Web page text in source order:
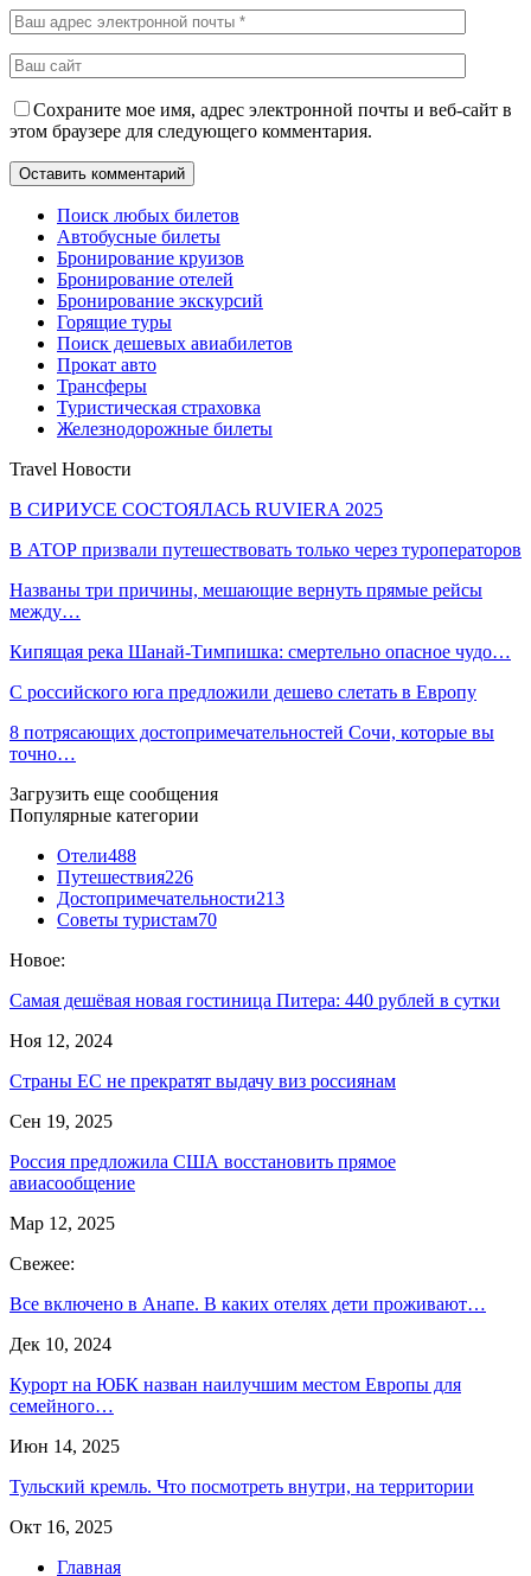
Сохраните мое имя, адрес электронной почты и веб-сайт в
этом браузере для следующего комментария.
Поиск любых билетов
Автобусные билеты
Бронирование круизов
Бронирование отелей
Бронирование экскурсий
Горящие туры
Поиск дешевых авиабилетов
Прокат авто
Трансферы
Туристическая страховка
Железнодорожные билеты
Travel Новости
В СИРИУСЕ СОСТОЯЛАСЬ RUVIERA 2025
В АТОР призвали путешествовать только через туроператоров
Названы три причины, мешающие вернуть прямые рейсы
между…
Кипящая река Шанай-Тимпишка: смертельно опасное чудо…
С российского юга предложили дешево слетать в Европу
8 потрясающих достопримечательностей Сочи, которые вы
точно…
Загрузить еще сообщения
Популярные категории
Отели488
Путешествия226
Достопримечательности213
Советы туристам70
Новое:
Самая дешёвая новая гостиница Питера: 440 рублей в сутки
Ноя 12, 2024
Страны ЕС не прекратят выдачу виз россиянам
Сен 19, 2025
Россия предложила США восстановить прямое
авиасообщение
Мар 12, 2025
Свежее:
Все включено в Анапе. В каких отелях дети проживают…
Дек 10, 2024
Курорт на ЮБК назван наилучшим местом Европы для
семейного…
Июн 14, 2025
Тульский кремль. Что посмотреть внутри, на территории
Окт 16, 2025
Главная